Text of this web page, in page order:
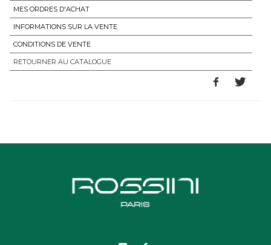
MES ORDRES D'ACHAT
INFORMATIONS SUR LA VENTE
CONDITIONS DE VENTE
RETOURNER AU CATALOGUE